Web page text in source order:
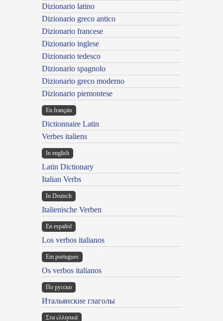
Dizionario latino
Dizionario greco antico
Dizionario francese
Dizionario inglese
Dizionario tedesco
Dizionario spagnolo
Dizionario greco moderno
Dizionario piemontese
En français
Dictionnaire Latin
Verbes italiens
In english
Latin Dictionary
Italian Verbs
In Deutsch
Italienische Verben
En español
Los verbos italianos
Em portugues
Os verbos italianos
По русски
Итальянские глаголы
Στα ελληνικά